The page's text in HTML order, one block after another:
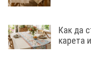
Как да
карета